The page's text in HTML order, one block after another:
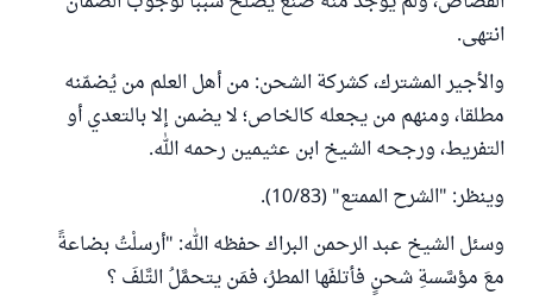
انتهى.
والأجير المشترك، كشركة الشحن: من أهل العلم من يُضمّنه
مطلقا، ومنهم من يجعله كالخاص؛ لا يضمن إلا بالتعدي أو
التفريط، ورجحه الشيخ ابن عثيمين رحمه الله.
وينظر: "الشرح الممتع" (10/83).
وسئل الشيخ عبد الرحمن البراك حفظه الله: "أرسلْتُ بضاعةً
معَ مؤسَّسةِ شحنٍ فأتلفَها المطرُ، فمَن يتحمَّلُ التَّلفَ ؟